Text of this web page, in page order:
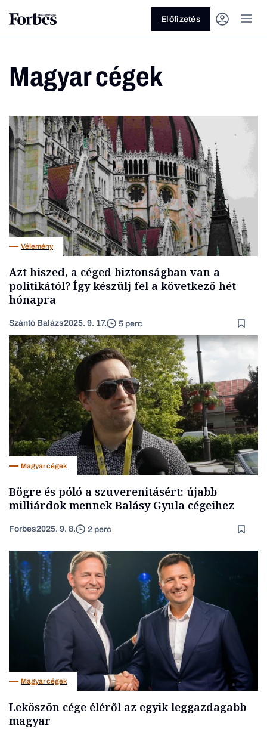
Vagy fedezze fel a következő
témákat
Üzlet Pénz Zöld Legyél jobb!
Előfizetés
Magyar cégek
Vélemény
Azt hiszed, a céged biztonságban van a
politikától? Így készülj fel a következő hét
hónapra
Szántó Balázs2025. 9. 17. 5 perc
Magyar cégek
Bögre és póló a szuverenitásért: újabb
milliárdok mennek Balásy Gyula cégeihez
Forbes2025. 9. 8. 2 perc
Magyar cégek
Leköszön cége éléről az egyik leggazdagabb
magyar